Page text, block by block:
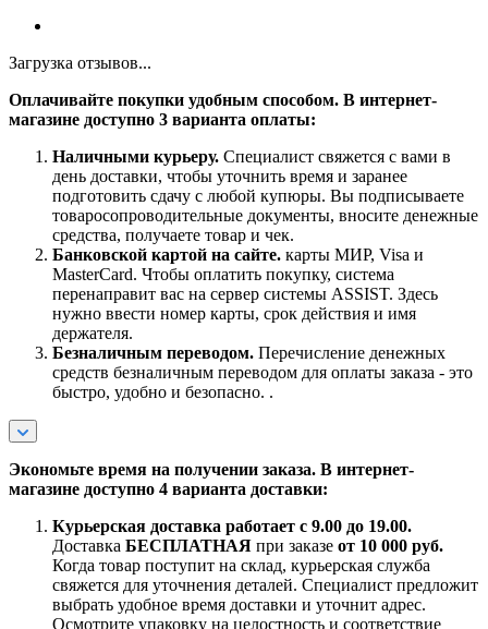
Загрузка отзывов...
Оплачивайте покупки удобным способом. В интернет-
магазине доступно 3 варианта оплаты:
Наличными курьеру. Специалист свяжется с вами в
день доставки, чтобы уточнить время и заранее
подготовить сдачу с любой купюры. Вы подписываете
товаросопроводительные документы, вносите денежные
средства, получаете товар и чек.
Банковской картой на сайте. карты МИР, Visa и
MasterCard. Чтобы оплатить покупку, система
перенаправит вас на сервер системы ASSIST. Здесь
нужно ввести номер карты, срок действия и имя
держателя.
Безналичным переводом. Перечисление денежных
средств безналичным переводом для оплаты заказа - это
быстро, удобно и безопасно. .
Экономьте время на получении заказа. В интернет-
магазине доступно 4 варианта доставки:
Курьерская доставка работает с 9.00 до 19.00.
Доставка БЕСПЛАТНАЯ при заказе от 10 000 руб.
Когда товар поступит на склад, курьерская служба
свяжется для уточнения деталей. Специалист предложит
выбрать удобное время доставки и уточнит адрес.
Осмотрите упаковку на целостность и соответствие